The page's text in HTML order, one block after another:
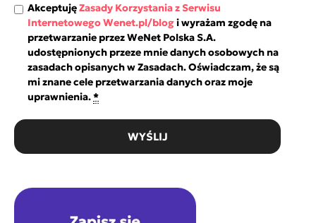
AkceptujęZasady Korzystania z Serwisu
Internetowego Wenet.pl/blogi wyrażam zgodę na
przetwarzanie przez WeNet Polska S.A.
udostępnionych przeze mnie danych osobowych na
zasadach opisanych w Zasadach. Oświadczam, że są
mi znane cele przetwarzania danych oraz moje
uprawnienia.*